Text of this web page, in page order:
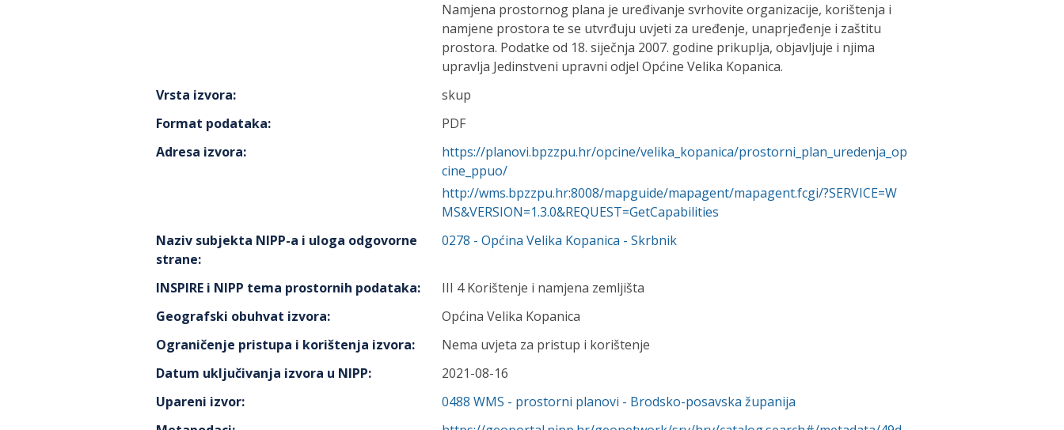
Namjena prostornog plana je uređivanje svrhovite organizacije, korištenja i
namjene prostora te se utvrđuju uvjeti za uređenje, unaprjeđenje i zaštitu
prostora. Podatke od 18. siječnja 2007. godine prikuplja, objavljuje i njima
upravlja Jedinstveni upravni odjel Općine Velika Kopanica.
Vrsta izvora:
skup
Format podataka:
PDF
Adresa izvora:
https://planovi.bpzzpu.hr/opcine/velika_kopanica/prostorni_plan_uredenja_op
cine_ppuo/
http://wms.bpzzpu.hr:8008/mapguide/mapagent/mapagent.fcgi/?SERVICE=W
MS&VERSION=1.3.0&REQUEST=GetCapabilities
Naziv subjekta NIPP-a i uloga odgovorne
strane:
0278 - Općina Velika Kopanica - Skrbnik
INSPIRE i NIPP tema prostornih podataka:
III 4 Korištenje i namjena zemljišta
Geografski obuhvat izvora:
Općina Velika Kopanica
Ograničenje pristupa i korištenja izvora:
Nema uvjeta za pristup i korištenje
Datum uključivanja izvora u NIPP:
2021-08-16
Upareni izvor: 0488 WMS - prostorni planovi - Brodsko-posavska županija